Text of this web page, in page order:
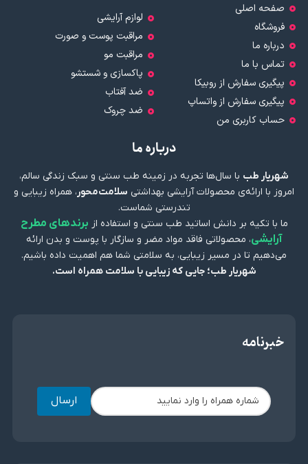
صفحه اصلی
فروشگاه
درباره ما
تماس با ما
پیگیری سفارش از روبیکا
پیگیری سفارش از واتساپ
حساب کاربری من
لوازم آرایشی
مراقبت پوست و صورت
مراقبت مو
پاکسازی و شستشو
ضد آفتاب
ضد چروک
درباره ما
شهریار طب با سال‌ها تجربه در زمینه طب سنتی و سبک زندگی سالم،
امروز با ارائه‌ی محصولات آرایشی بهداشتی سلامت‌محور، همراه زیبایی و
تندرستی شماست.
ما با تکیه بر دانش اساتید طب سنتی و استفاده از برندهای مطرح
آرایشی، محصولاتی فاقد مواد مضر و سازگار با پوست و بدن ارائه
می‌دهیم تا در مسیر زیبایی، به سلامتی شما هم اهمیت داده باشیم.
شهریار طب؛ جایی که زیبایی با سلامت همراه است.
خبرنامه
ارسال